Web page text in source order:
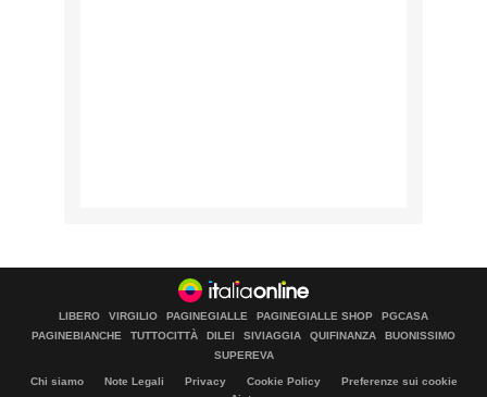
LIBERO VIRGILIO PAGINEGIALLE PAGINEGIALLE SHOP
PGCASA
PAGINEBIANCHE
TUTTOCITTÀ DILEI SIVIAGGIA QUIFINANZA
BUONISSIMO
SUPEREVA
Chi siamo Note Legali Privacy Cookie Policy
Preferenze sui cookie